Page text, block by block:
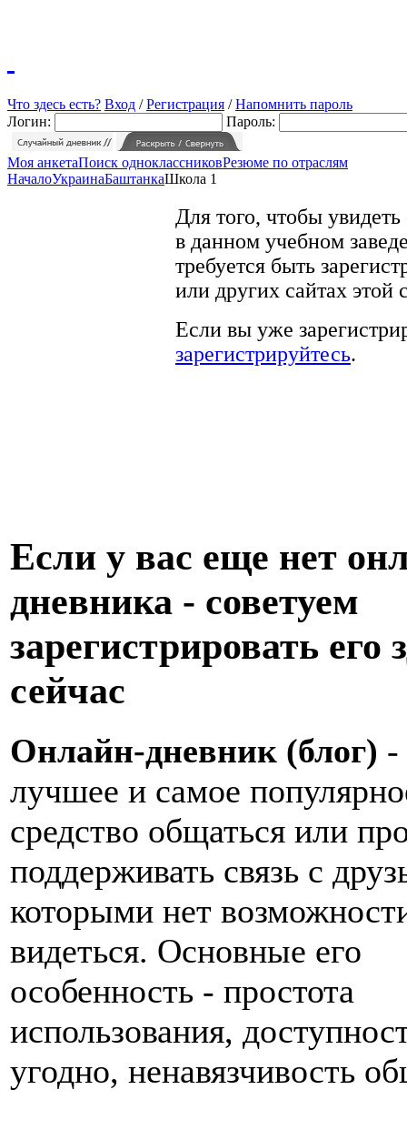
Что здесь есть? Вход /Регистрация /Напомнить пароль
Логин:
Пароль:
Моя анкетаПоиск одноклассниковРезюме по отраслям
НачалоУкраинаБаштанкаШкола 1
Для того, чтобы
в данном учебном
требуется быть
или других сайтах этой
Если вы уже
зарегистрируйтесь.
Если у вас еще нет
дневника - советуем
зарегистрировать его
сейчас
Онлайн-дневник (блог) -
лучшее и самое
средство общаться или
поддерживать связь с
которыми нет
видеться. Основные его
особенность - простота
использования,
угодно, ненавязчивость